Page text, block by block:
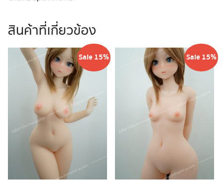
สินค้าที่เกี่ยวข้อง
Sale 15% Sale 15%